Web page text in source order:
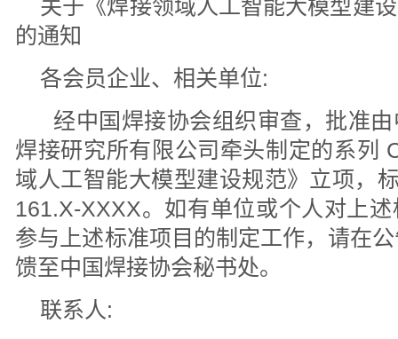
关于《焊接领域人工智能大模型建
的通知
各会员企业、相关单位:
经中国焊接协会组织审查，批准
焊接研究所有限公司牵头制定的系列
域人工智能大模型建设规范》立项，
161.X-XXXX。如有单位或个人对上
参与上述标准项目的制定工作，请在
馈至中国焊接协会秘书处。
联系人: